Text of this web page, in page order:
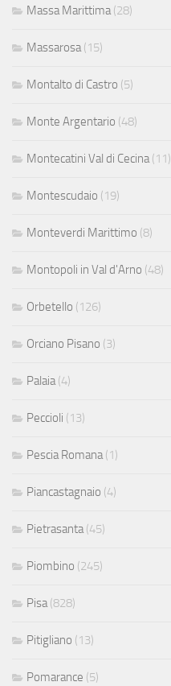
Massa Marittima (28)
Massarosa (15)
Montalto di Castro (5)
Monte Argentario (48)
Montecatini Val di Cecina (11)
Montescudaio (19)
Monteverdi Marittimo (8)
Montopoli in Val d'Arno (48)
Orbetello (126)
Orciano Pisano (3)
Palaia (4)
Peccioli (13)
Pescia Romana (1)
Piancastagnaio (4)
Pietrasanta (45)
Piombino (245)
Pisa (828)
Pitigliano (13)
Pomarance (5)